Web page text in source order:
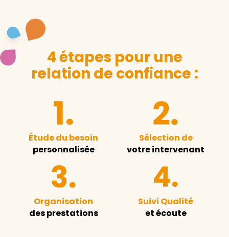
4 étapes pour une
relation de confiance :
Étude du besoin
personnalisée
Sélection de
votre intervenant
Organisation
des prestations
Suivi Qualité
et écoute